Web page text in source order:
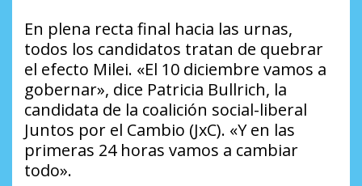
En plena recta final hacia las urnas,
todos los candidatos tratan de quebrar
el efecto Milei. «El 10 diciembre vamos a
gobernar», dice Patricia Bullrich, la
candidata de la coalición social-liberal
Juntos por el Cambio (JxC). «Y en las
primeras 24 horas vamos a cambiar
todo».